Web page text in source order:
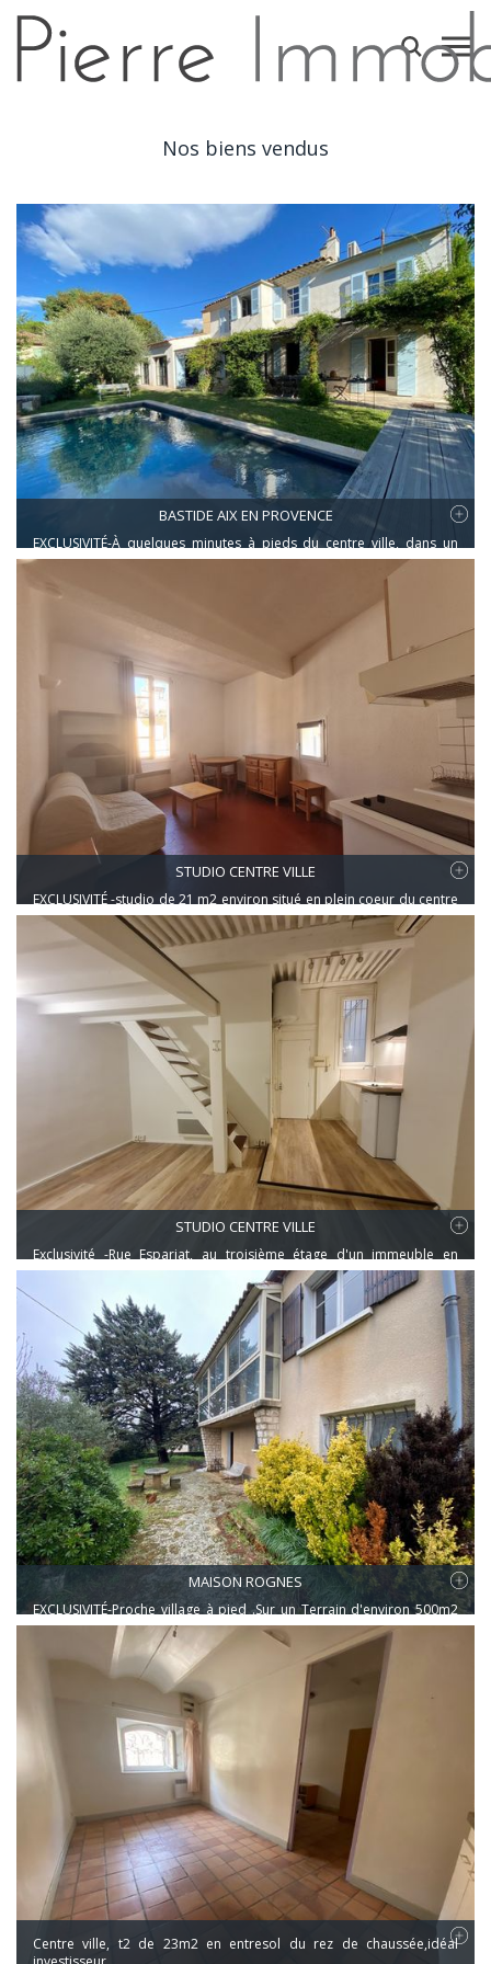
Nos biens vendus
BASTIDE AIX EN PROVENCE
EXCLUSIVITÉ-À quelques minutes à pieds du centre ville, dans un
quartier calme et avec les commodités à proximité, Bastide du
19ieme siècle assise sur un terrain de 600m2 environ.Joli jardin
arboré et fleuri, avec piscine 8x4 sécurisée par un rideau
automatique, la maison a été rénovée en 2012.Elle se compose au
rez de chaussée d'une entrée donnant sur une salle à manger avec
cheminée,un séjour avec mezzanine,une cuisine aménagée et
équipée,une salle de bains dressing et une chambre.À l' étage, 2
chambres , 2 salles d'eau avec wc et un dressing.
STUDIO CENTRE VILLE
EXCLUSIVITÉ -studio de 21 m2 environ situé en plein coeur du centre
historique, lumineux 3ème étage sur 4. Pièce de vie avec kitchenette
équipée, une salle d'eau avec wc, nombreux rangements, double
vitrage. Idéal investissement ou premier achat.
STUDIO CENTRE VILLE
Exclusivité -Rue Espariat, au troisième étage d'un immeuble en
copropriété, studio rénové d'environ 19 m2 au sol + une
mezzanine.climatisation.idéal investisseur.
MAISON ROGNES
EXCLUSIVITÉ-Proche village à pied .Sur un Terrain d'environ 500m2
,Maison construite dans les années 60,mitoyenne d'un côté , en R+1
et d'une surface totale d'environ 140m2 (70 M2 par niveau). Elle est à
rénover entièrement.Au rez de chaussée, un sous-sol total divisé en
3 volumes .Au premier étage ,on trouve un séjour et une cuisine
séparée donnant sur balcon fermé par une véranda,2 chambres et
une salle de bain.
Centre ville, t2 de 23m2 en entresol du rez de chaussée,idéal